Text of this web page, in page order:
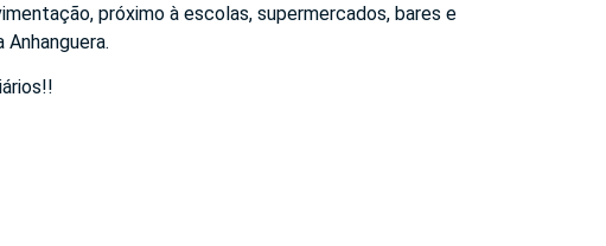
próximo à escolas, supermercados, bares e